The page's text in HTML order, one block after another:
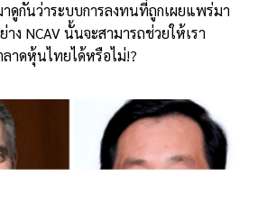
ดูกันว่าระบบการลงทนที่ถูกเผยแพร่มา
ง NCAV นั้นจะสามารถช่วยให้เรา
ลาดหุ้นไทยได้หรือไม่!?